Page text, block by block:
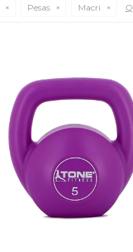
Pesas Macri